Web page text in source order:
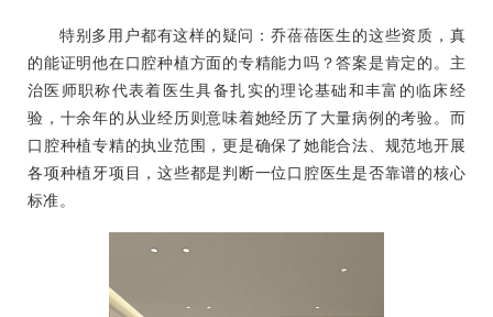
特别多用户都有这样的疑问：乔蓓蓓医生的这些资质，真
的能证明他在口腔种植方面的专精能力吗？答案是肯定的。主
治医师职称代表着医生具备扎实的理论基础和丰富的临床经
验，十余年的从业经历则意味着她经历了大量病例的考验。而
口腔种植专精的执业范围，更是确保了她能合法、规范地开展
各项种植牙项目，这些都是判断一位口腔医生是否靠谱的核心
标准。